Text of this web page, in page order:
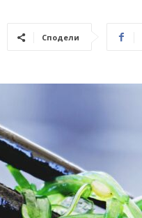
Сподели